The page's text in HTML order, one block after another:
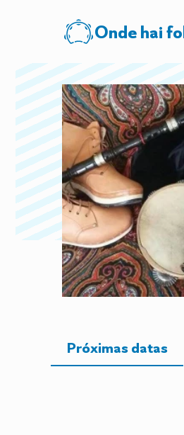
Onde hai
Próximas datas